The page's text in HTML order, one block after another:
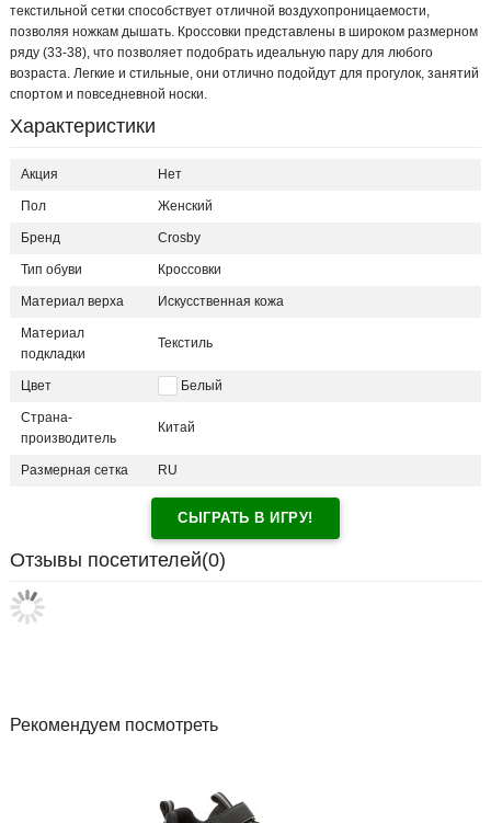
текстильной сетки способствует отличной воздухопроницаемости,
позволяя ножкам дышать. Кроссовки представлены в широком размерном
ряду (33-38), что позволяет подобрать идеальную пару для любого
возраста. Легкие и стильные, они отлично подойдут для прогулок, занятий
спортом и повседневной носки.
Характеристики
Акция Нет
Пол Женский
Бренд Crosby
Тип обуви Кроссовки
Материал верха Искусственная кожа
Материал
подкладки
Текстиль
Цвет Белый
Страна-
производитель
Китай
Размерная сетка RU
СЫГРАТЬ В ИГРУ!
Отзывы посетителей(0)
Рекомендуем посмотреть